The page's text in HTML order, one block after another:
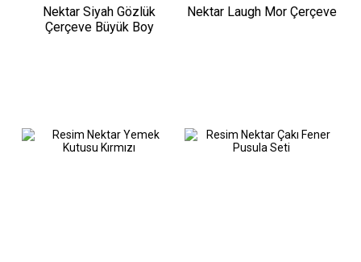
Nektar Siyah Gözlük
Çerçeve Büyük Boy
Nektar Laugh Mor Çerçeve